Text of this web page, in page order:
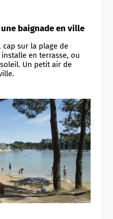
baignade en ville
sur la plage de
installe en terrasse, ou
Un petit air de